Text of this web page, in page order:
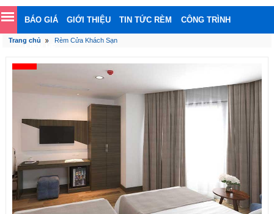
BÁO GIÁ GIỚI THIỆU TIN TỨC RÈM CÔNG TRÌNH
Trang chủ Rèm Cửa Khách Sạn